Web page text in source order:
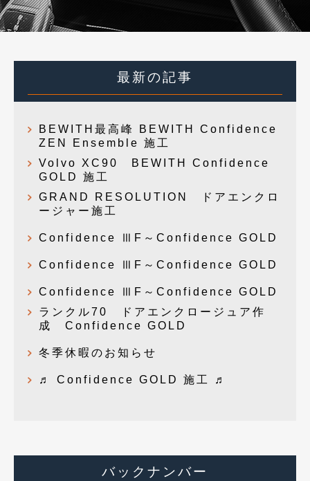
最新の記事
BEWITH最高峰 BEWITH Confidence
ZEN Ensemble 施工
Volvo XC90 BEWITH Confidence
GOLD 施工
GRAND RESOLUTION ドアエンクロ
ージャー施工
Confidence ⅢF～Confidence GOLD
Confidence ⅢF～Confidence GOLD
Confidence ⅢF～Confidence GOLD
ランクル70 ドアエンクロージュア作
成 Confidence GOLD
冬季休暇のお知らせ
♬ Confidence GOLD 施工 ♬
バックナンバー